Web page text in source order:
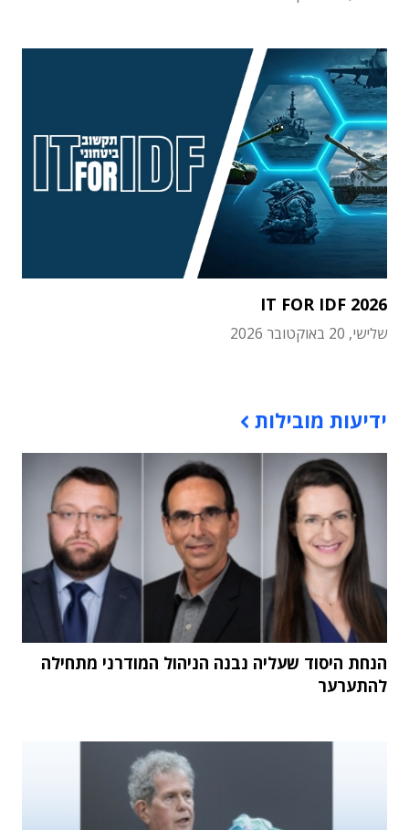
IT FOR IDF 2026
שלישי, 20 באוקטובר 2026
ידיעות מובילות
הנחת היסוד שעליה נבנה הניהול המודרני מתחילה
להתערער